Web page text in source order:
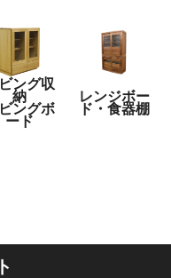
ング収
納
ングボ
ード
レンジボー
ド・食器棚